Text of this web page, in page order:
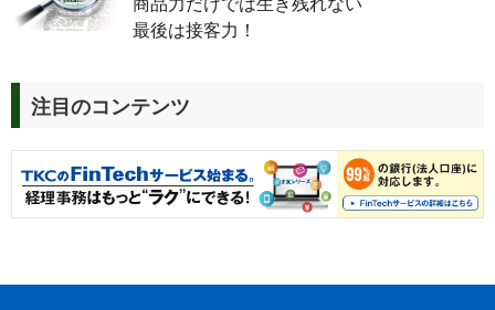
最後は接客力！
注目のコンテンツ